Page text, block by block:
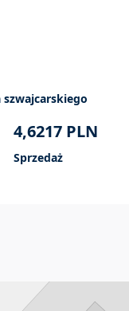
4,6217 PLN
Sprzedaż